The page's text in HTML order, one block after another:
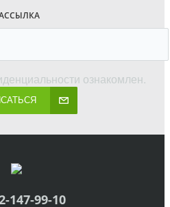
ознакомлен.
147-99-10